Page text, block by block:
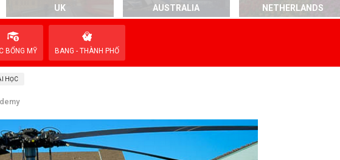
UK AUSTRALIA NETHERLANDS
BỔNG MỸ BANG - THÀNH PHỐ
HỌC